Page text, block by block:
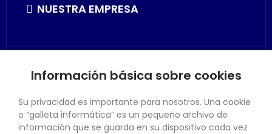
NUESTRA EMPRESA
SU CUENTA
Información básica sobre cookies
Su privacidad es importante para nosotros. Una cookie
o “galleta informática” es un pequeño archivo de
información que se guarda en su dispositivo cada vez